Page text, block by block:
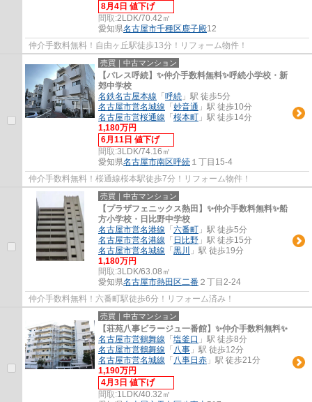
8月4日 値下げ
間取:2LDK/70.42㎡
愛知県名古屋市千種区鹿子殿12
仲介手数料無料！自由ヶ丘駅徒歩13分！リフォーム物件！
売買｜中古マンション
【パレス呼続】✨️仲介手数料無料✨️呼続小学校・新
郊中学校
名鉄名古屋本線 「 呼続 」駅 徒歩5分
名古屋市営名城線 「 妙音通 」駅 徒歩10分
名古屋市営桜通線 「 桜本町 」駅 徒歩14分
1,180万円
6月11日 値下げ
間取:3LDK/74.16㎡
愛知県名古屋市南区呼続 １丁目15-4
仲介手数料無料！桜通線桜本駅徒歩7分！リフォーム物件！
売買｜中古マンション
【プラザフェニックス熱田】✨️仲介手数料無料✨️船
方小学校・日比野中学校
名古屋市営名港線 「 六番町 」駅 徒歩5分
名古屋市営名港線 「 日比野 」駅 徒歩15分
名古屋市営名城線 「 黒川
」駅 徒歩19分
1,180万円
間取:3LDK/63.08㎡
愛知県名古屋市熱田区二番 ２丁目2-24
仲介手数料無料！六番町駅徒歩6分！リフォーム済み！
売買｜中古マンション
【荘苑八事ビラージュ一番館】✨️仲介手数料無料✨️
名古屋市営鶴舞線 「 塩釜口 」駅 徒歩8分
名古屋市営鶴舞線 「 八事 」駅 徒歩12分
名古屋市営名城線 「 八事日赤 」駅 徒歩21分
1,190万円
4月3日 値下げ
間取:1LDK/40.32㎡